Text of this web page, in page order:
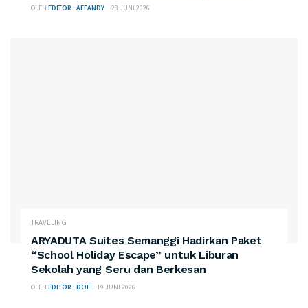
OLEH EDITOR : AFFANDY 28 JUNI 2026
TRAVELING
ARYADUTA Suites Semanggi Hadirkan Paket
“School Holiday Escape” untuk Liburan
Sekolah yang Seru dan Berkesan
OLEH EDITOR : DOE 19 JUNI 2026